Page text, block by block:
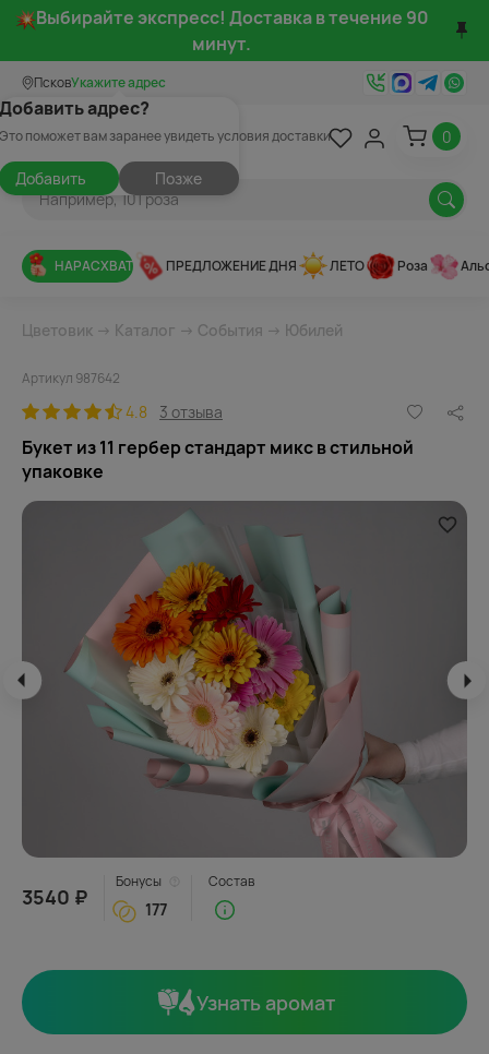
Выбирайте экспресс! Доставка в течение 90
минут.
ПсковУкажите адрес
адрес?
поможет вам заранее увидеть условия доставки
Добавить Позже
0
НАРАСХВАТ ПРЕДЛОЖЕНИЕ ДНЯ ЛЕТО Роза
Цветовик → Каталог → События → Юбилей
Артикул 987642
4.8 3 отзыва
Букет из 11 гербер стандарт микс в стильной
упаковке
3540 ₽
Бонусы
177
Состав
Узнать аромат